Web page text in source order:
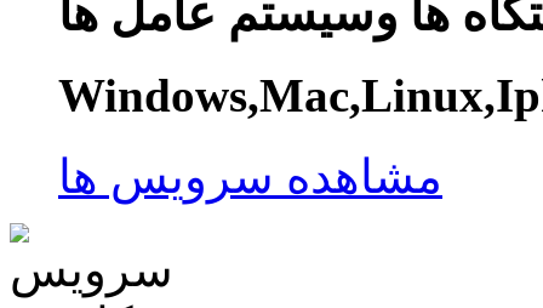
ها وسیستم عامل ها
مشاهده سرویس ها